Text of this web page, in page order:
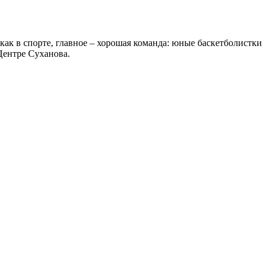
в спорте, главное – хорошая команда: юные баскетболистки
Суханова.